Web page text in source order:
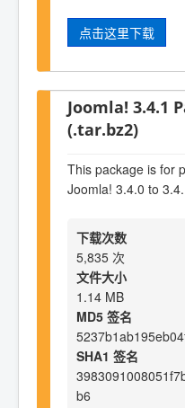
点击这里下载
Joomla! 3.4.1
(.tar.bz2)
This package is for
Joomla! 3.4.0 to
下载次数
5,835 次
文件大小
1.14 MB
MD5 签名
SHA1 签名
b6